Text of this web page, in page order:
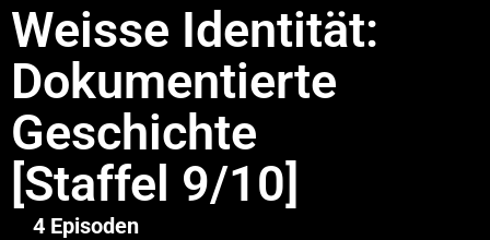
Weisse Identität:
Dokumentierte
Geschichte
[Staffel 9/10]
4 Episoden